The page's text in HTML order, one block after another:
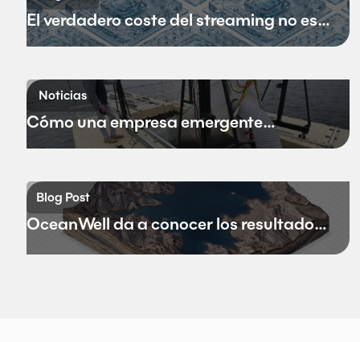
El verdadero coste del streaming no es
el ancho de banda
Noticias
Cómo una empresa emergente
dedicada a la desalinización en aguas
agua en California
Blog Post
OceanWell da a conocer los resultados
positivos de su proyecto piloto